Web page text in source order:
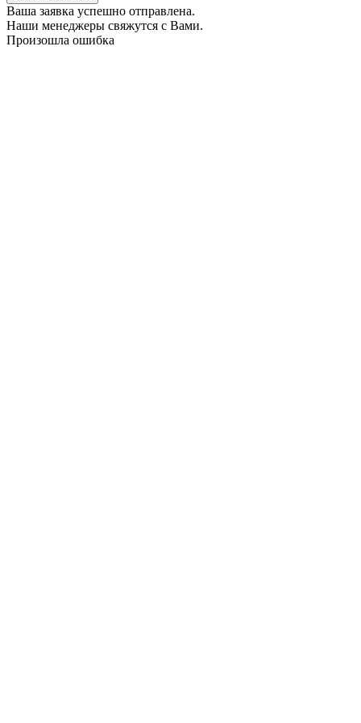
Ваша заявка успешно отправлена.
Наши менеджеры свяжутся с Вами.
Произошла ошибка